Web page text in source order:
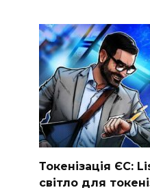
Токенізація ЄС:
світло для